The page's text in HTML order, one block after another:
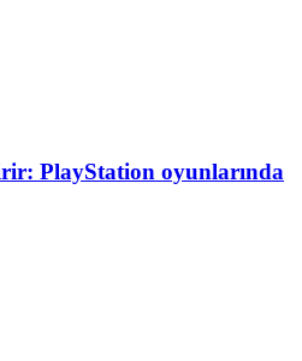
PlayStation oyunlarında